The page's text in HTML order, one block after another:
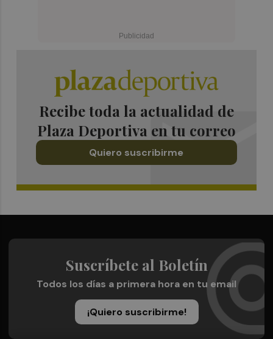
Recibe toda la actualidad de
Plaza Deportiva en tu correo
Quiero suscribirme
Suscríbete al Boletín
Todos los días a primera hora en tu email
¡Quiero suscribirme!